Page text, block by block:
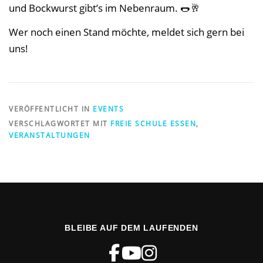
und Bockwurst gibt’s im Nebenraum. 🌭🥂
Wer noch einen Stand möchte, meldet sich gern bei
uns!
VERÖFFENTLICHT IN EVENTS
VERSCHLAGWORTET MIT FREIE SCHULE ESSEN,
VERANSTALTUNGEN
BLEIBE AUF DEM LAUFENDEN